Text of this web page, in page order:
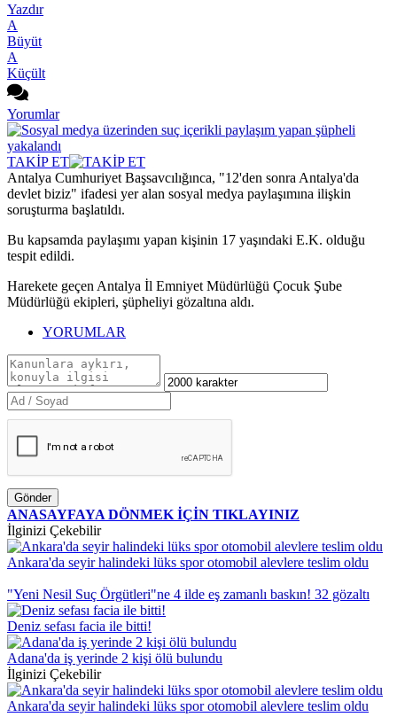
Yazdır
A
Büyüt
A
Küçült
Yorumlar
TAKİP ET
Antalya Cumhuriyet Başsavcılığınca, "12'den sonra Antalya'da
devlet biziz" ifadesi yer alan sosyal medya paylaşımına ilişkin
soruşturma başlatıldı.
Bu kapsamda paylaşımı yapan kişinin 17 yaşındaki E.K. olduğu
tespit edildi.
Harekete geçen Antalya İl Emniyet Müdürlüğü Çocuk Şube
Müdürlüğü ekipleri, şüpheliyi gözaltına aldı.
YORUMLAR
Gönder
ANASAYFAYA DÖNMEK İÇİN TIKLAYINIZ
İlginizi Çekebilir
Ankara'da seyir halindeki lüks spor otomobil alevlere teslim oldu
"Yeni Nesil Suç Örgütleri"ne 4 ilde eş zamanlı baskın! 32 gözaltı
Deniz sefası facia ile bitti!
Adana'da iş yerinde 2 kişi ölü bulundu
İlginizi Çekebilir
Ankara'da seyir halindeki lüks spor otomobil alevlere teslim oldu